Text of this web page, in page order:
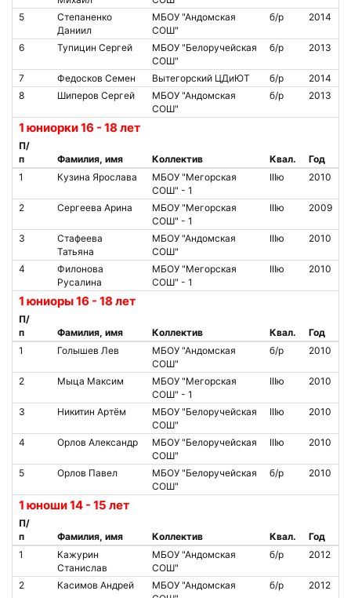
5
Степаненко
Даниил
МБОУ "Андомская
СОШ"
б/р 2014
6 Тупицин Сергей
МБОУ "Белоручейская
СОШ"
б/р 2013
7 Федосков Семен Вытегорский ЦДиЮТ б/р
2014
8
Шиперов Сергей
МБОУ "Андомская
СОШ"
б/р 2013
1 юниорки 16 - 18 лет
П/
п
Фамилия, имя Коллектив Квал.
Год
1
Кузина Ярослава
МБОУ "Мегорская
СОШ" - 1
IIIю 2010
2 Сергеева Арина
МБОУ "Мегорская
СОШ" - 1
IIIю 2009
3
Стафеева
Татьяна
МБОУ "Андомская
СОШ"
IIIю 2010
4
Филонова
Русалина
МБОУ "Мегорская
СОШ" - 1
IIIю 2010
1 юниоры 16 - 18 лет
П/
п
Фамилия, имя Коллектив Квал.
Год
1
Голышев Лев
МБОУ "Андомская
СОШ"
б/р 2010
2 Мыца Максим
МБОУ "Мегорская
СОШ" - 1
IIIю 2010
3 Никитин Артём
МБОУ "Белоручейская
СОШ"
IIIю 2010
4 Орлов Александр
МБОУ "Белоручейская
СОШ"
IIIю 2010
5 Орлов Павел
МБОУ "Белоручейская
СОШ"
б/р 2010
1 юноши 14 - 15 лет
П/
п
Фамилия, имя Коллектив Квал.
Год
1
Кажурин
Станислав
МБОУ "Андомская
СОШ"
б/р 2012
2 Касимов Андрей
МБОУ "Андомская
б/р 2012